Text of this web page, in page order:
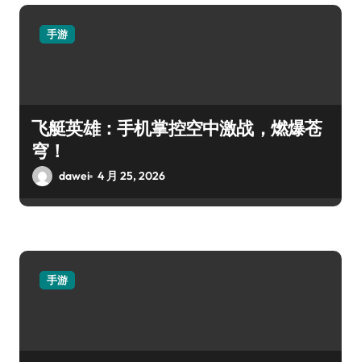
手游
飞艇英雄：手机掌控空中激战，燃爆苍
穹！
dawei 4 月 25, 2026
手游